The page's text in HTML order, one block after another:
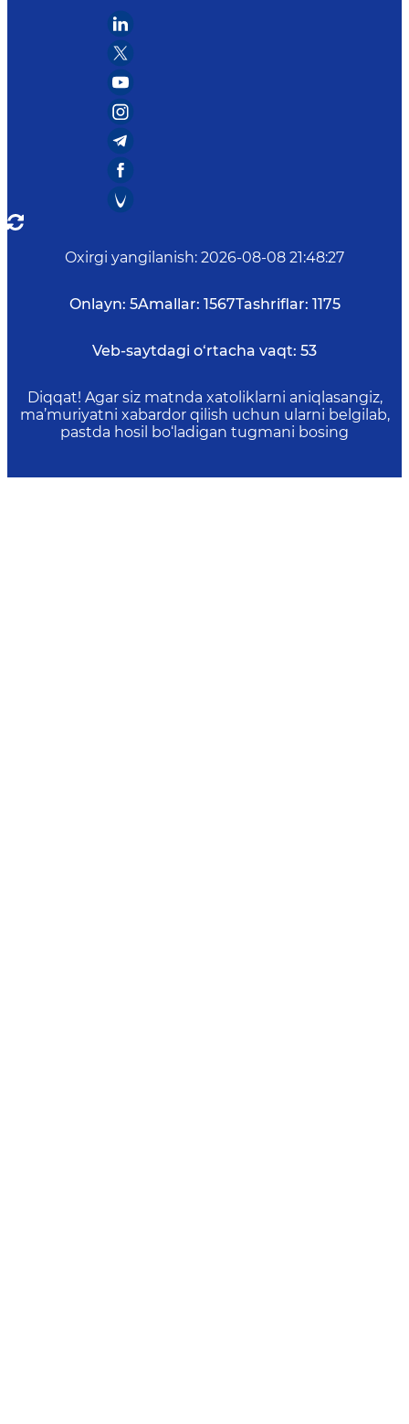
Oxirgi yangilanish: 2026-08-08 21:48:27
Onlayn: 5Amallar: 1567Tashriflar: 1175
Veb-saytdagi o‘rtacha vaqt: 53
Diqqat! Agar siz matnda xatoliklarni aniqlasangiz,
ma’muriyatni xabardor qilish uchun ularni belgilab,
pastda hosil bo‘ladigan tugmani bosing